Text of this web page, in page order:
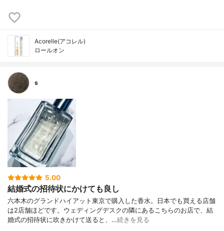
Acorelle(アコレル)
ロールオン
s
5.00
結婚式の招待状にかけても良し
六本木のグランドハイアット東京で購入した香水。日本でも買える店舗
は2店舗ほどです。ウェディングデスクの隣にあるこちらのお店で、結
婚式の招待状に吹きかけて送ると、…続きを見る